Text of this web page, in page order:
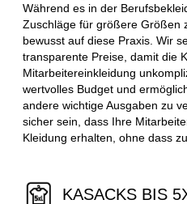
Während es in der
Zuschläge für größere Größen
bewusst auf diese Praxis. Wir
transparente Preise, damit die
Mitarbeitereinkleidung
wertvolles Budget und
andere wichtige Ausgaben zu
sicher sein, dass Ihre
Kleidung erhalten, ohne dass
KASACKS BIS